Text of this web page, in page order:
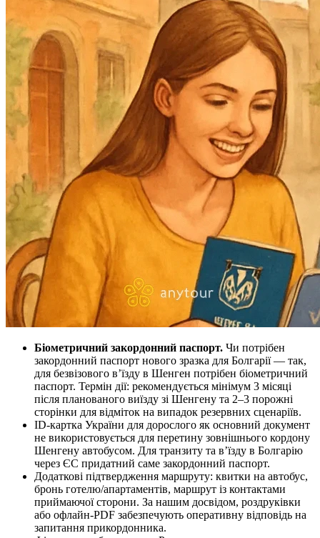
Біометричний закордонний паспорт. Чи потрібен
закордонний паспорт нового зразка для Болгарії — так,
для безвізового в’їзду в Шенген потрібен біометричний
паспорт. Термін дії: рекомендується мінімум 3 місяці
після планованого виїзду зі Шенгену та 2–3 порожні
сторінки для відміток на випадок резервних сценаріїв.
ID‑картка України для дорослого як основний документ
не використовується для перетину зовнішнього кордону
Шенгену автобусом. Для транзиту та в’їзду в Болгарію
через ЄС придатний саме закордонний паспорт.
Додаткові підтвердження маршруту: квитки на автобус,
бронь готелю/апартаментів, маршрут із контактами
приймаючої сторони. За нашим досвідом, роздруківки
або офлайн‑PDF забезпечують оперативну відповідь на
запитання прикордонника.